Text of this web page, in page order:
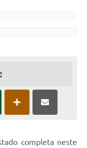
completa neste